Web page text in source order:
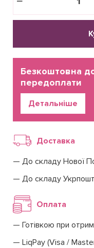
Детальніше
Безкоштовна
передоплати
Доставка
До складу Нової
До складу
Оплата
Готівкою при
LiqPay (Visa /